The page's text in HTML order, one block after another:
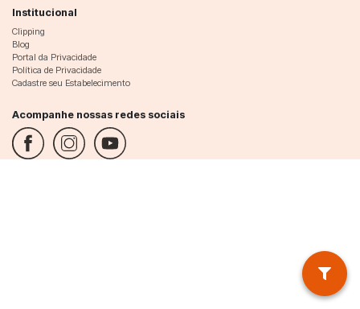
Institucional
Clipping
Blog
Portal da Privacidade
Política de Privacidade
Cadastre seu Estabelecimento
Acompanhe nossas redes sociais